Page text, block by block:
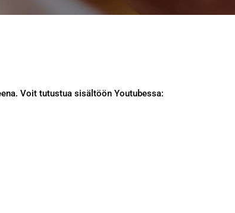
Voit tutustua sisältöön Youtubessa: